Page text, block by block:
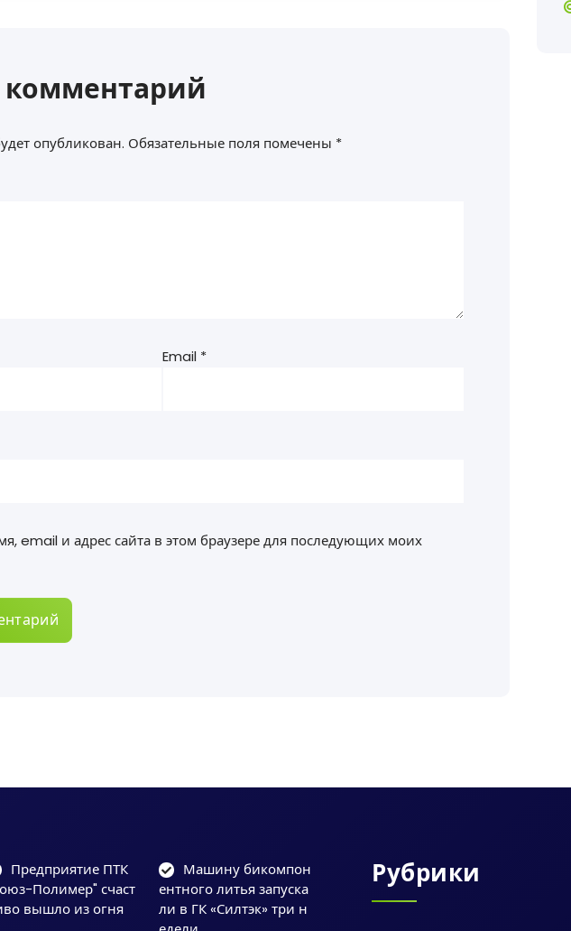
опубликован. Обязательные поля помечены *
Email *
email и адрес сайта в этом браузере для последующих моих
Предприятие ПТК
Полимер" счаст
вышло из огня
Машину бикомпон
ентного литья запуска
ли в ГК «Силтэк» три н
Рубрики